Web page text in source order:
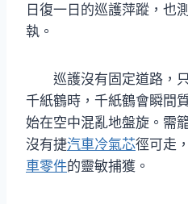
日復一日的巡護萍蹤，也
執。
巡護沒有固定道路，
千紙鶴時，千紙鶴會瞬間
始在空中混亂地盤旋。需
沒有捷汽車冷氣芯徑可走
車零件的靈敏捕獲。